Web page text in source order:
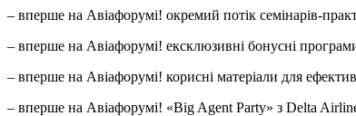
– вперше на Авіафорумі! окремий потік семінарів-
– вперше на Авіафорумі! ексклюзивні бонусні
– вперше на Авіафорумі! корисні матеріали для
– вперше на Авіафорумі! «Big Agent Party» з Delta